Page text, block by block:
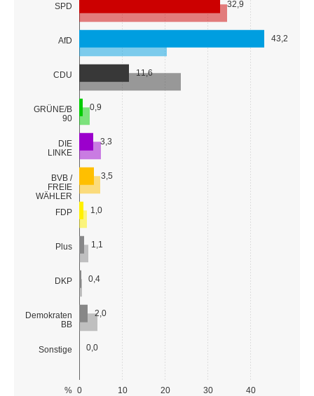
SPD
AfD
CDU
GRÜNE/B
90
DIE
LINKE
BVB /
FREIE
WÄHLER
FDP
Plus
DKP
Demokraten
BB
Sonstige
0 10 20 30 40
%
32,9
43,2
11,6
0,9
3,3
3,5
1,0
1,1
0,4
2,0
0,0